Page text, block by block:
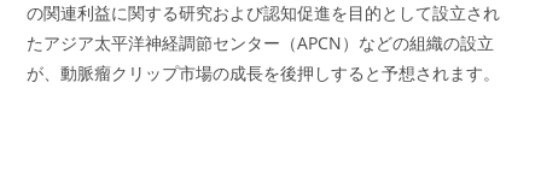
の関連利益に関する研究および認知促進を目的として設立され
たアジア太平洋神経調節センター（APCN）などの組織の設立
が、動脈瘤クリップ市場の成長を後押しすると予想されます。